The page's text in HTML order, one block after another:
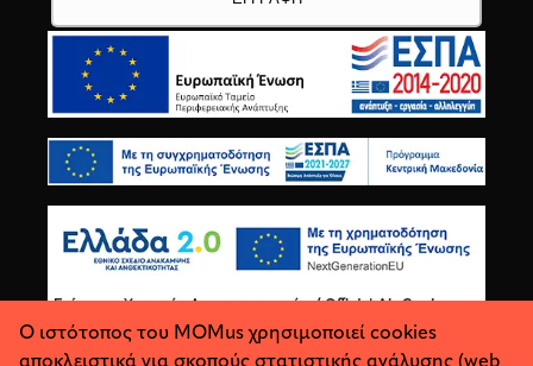
Ο ιστότοπος του MOMus χρησιμοποιεί cookies